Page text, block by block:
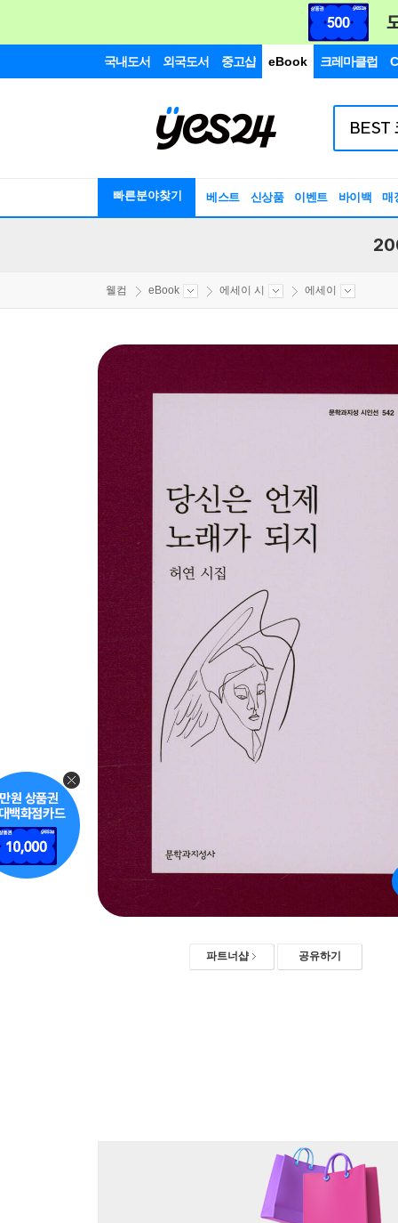
국내도서 외국도서 중고샵 eBook 크레마클럽
빠른분야찾기 베스트 신상품 이벤트 바이백 매
웰컴 eBook 에세이 시 에세이
파트너샵 공유하기